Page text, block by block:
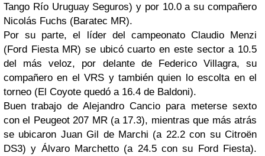
Tango Río Uruguay Seguros) y por 10.0 a su compañero
Nicolás Fuchs (Baratec MR).
Por su parte, el líder del campeonato Claudio Menzi
(Ford Fiesta MR) se ubicó cuarto en este sector a 10.5
del más veloz, por delante de Federico Villagra, su
compañero en el VRS y también quien lo escolta en el
torneo (El Coyote quedó a 16.4 de Baldoni).
Buen trabajo de Alejandro Cancio para meterse sexto
con el Peugeot 207 MR (a 17.3), mientras que más atrás
se ubicaron Juan Gil de Marchi (a 22.2 con su Citroën
DS3) y Álvaro Marchetto (a 24.5 con su Ford Fiesta).